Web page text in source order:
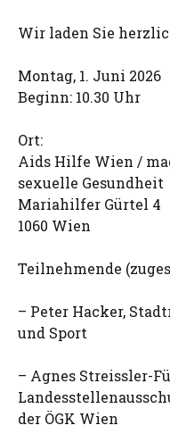
Wir laden Sie
Montag, 1. Juni 2026
Beginn: 10.30 Uhr
Ort:
Aids Hilfe Wien /
sexuelle Gesundheit
Mariahilfer Gürtel 4
1060 Wien
Teilnehmende
– Peter Hacker,
und Sport
– Agnes Streissler-
der ÖGK Wien